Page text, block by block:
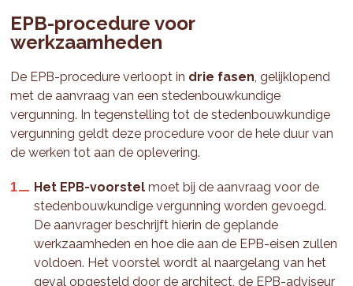
EPB-procedure voor
werkzaamheden
De EPB-procedure verloopt in drie fasen, gelijklopend
met de aanvraag van een stedenbouwkundige
vergunning. In tegenstelling tot de stedenbouwkundige
vergunning geldt deze procedure voor de hele duur van
de werken tot aan de oplevering.
Het EPB-voorstel moet bij de aanvraag voor de
stedenbouwkundige vergunning worden gevoegd.
De aanvrager beschrijft hierin de geplande
werkzaamheden en hoe die aan de EPB-eisen zullen
voldoen. Het voorstel wordt al naargelang van het
geval opgesteld door de architect, de EPB-adviseur